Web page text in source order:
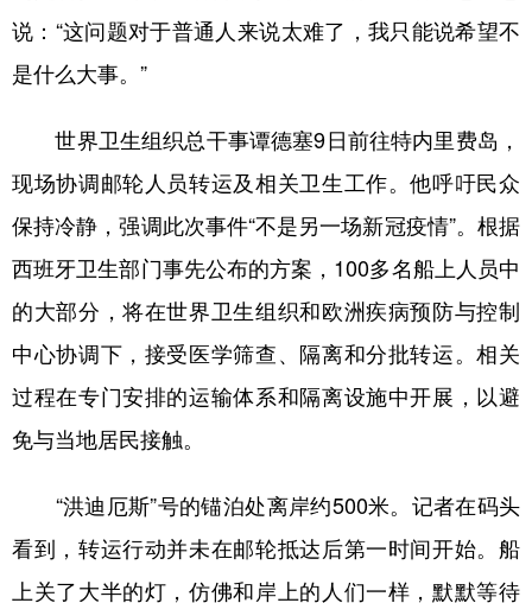
English
说：“这问题对于普通人来说太难了，我只能说希望不
是什么大事。”
世界卫生组织总干事谭德塞9日前往特内里费岛，
现场协调邮轮人员转运及相关卫生工作。他呼吁民众
保持冷静，强调此次事件“不是另一场新冠疫情”。根据
西班牙卫生部门事先公布的方案，100多名船上人员中
的大部分，将在世界卫生组织和欧洲疾病预防与控制
中心协调下，接受医学筛查、隔离和分批转运。相关
过程在专门安排的运输体系和隔离设施中开展，以避
免与当地居民接触。
“洪迪厄斯”号的锚泊处离岸约500米。记者在码头
看到，转运行动并未在邮轮抵达后第一时间开始。船
上关了大半的灯，仿佛和岸上的人们一样，默默等待